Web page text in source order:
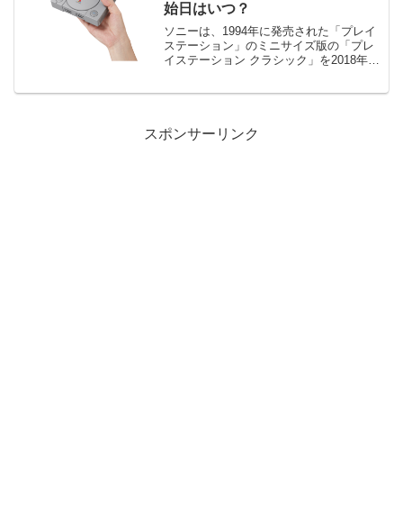
始日はいつ？
ソニーは、1994年に発売された「プレイ
ステーション」のミニサイズ版の「プレ
イステーション クラシック」を2018年に
スポンサーリンク